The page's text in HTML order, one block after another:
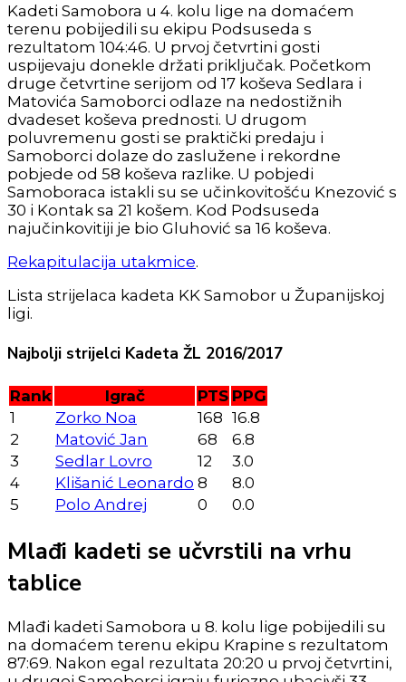
Kadeti Samobora u 4. kolu lige na domaćem
terenu pobijedili su ekipu Podsuseda s
rezultatom 104:46. U prvoj četvrtini gosti
uspijevaju donekle držati priključak. Početkom
druge četvrtine serijom od 17 koševa Sedlara i
Matovića Samoborci odlaze na nedostižnih
dvadeset koševa prednosti. U drugom
poluvremenu gosti se praktički predaju i
Samoborci dolaze do zaslužene i rekordne
pobjede od 58 koševa razlike. U pobjedi
Samoboraca istakli su se učinkovitošću Knezović s
30 i Kontak sa 21 košem. Kod Podsuseda
najučinkovitiji je bio Gluhović sa 16 koševa.
Rekapitulacija utakmice.
Lista strijelaca kadeta KK Samobor u Županijskoj
ligi.
Najbolji strijelci Kadeta ŽL 2016/2017
Rank Igrač PTS PPG
1
Zorko Noa 168 16.8
2
Matović Jan 68
6.8
3
Sedlar Lovro 12
3.0
4
Klišanić Leonardo 8
8.0
5
Polo Andrej 0 0.0
Mlađi kadeti se učvrstili na vrhu
tablice
Mlađi kadeti Samobora u 8. kolu lige pobijedili su
na domaćem terenu ekipu Krapine s rezultatom
87:69. Nakon egal rezultata 20:20 u prvoj četvrtini,